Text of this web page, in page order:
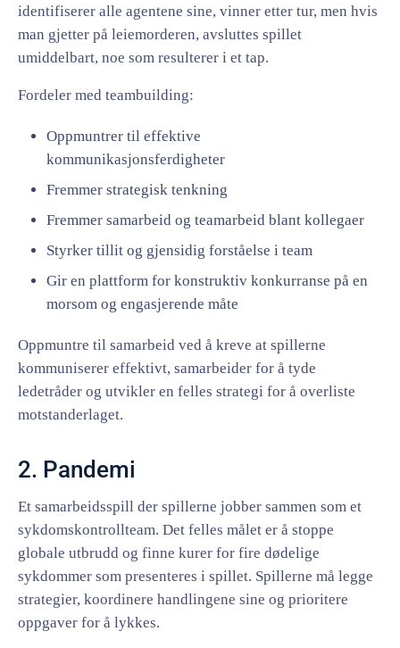
identifiserer alle agentene sine, vinner etter tur, men hvis
man gjetter på leiemorderen, avsluttes spillet
umiddelbart, noe som resulterer i et tap.
Fordeler med teambuilding:
Oppmuntrer til effektive
kommunikasjonsferdigheter
Fremmer strategisk tenkning
Fremmer samarbeid og teamarbeid blant kollegaer
Styrker tillit og gjensidig forståelse i team
Gir en plattform for konstruktiv konkurranse på en
morsom og engasjerende måte
Oppmuntre til samarbeid ved å kreve at spillerne
kommuniserer effektivt, samarbeider for å tyde
ledetråder og utvikler en felles strategi for å overliste
motstanderlaget.
2. Pandemi
Et samarbeidsspill der spillerne jobber sammen som et
sykdomskontrollteam. Det felles målet er å stoppe
globale utbrudd og finne kurer for fire dødelige
sykdommer som presenteres i spillet. Spillerne må legge
strategier, koordinere handlingene sine og prioritere
oppgaver for å lykkes.